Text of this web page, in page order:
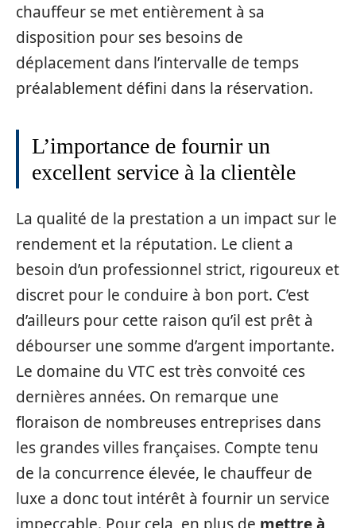
chauffeur se met entièrement à sa
disposition pour ses besoins de
déplacement dans l’intervalle de temps
préalablement défini dans la réservation.
L’importance de fournir un
excellent service à la clientèle
La qualité de la prestation a un impact sur le
rendement et la réputation. Le client a
besoin d’un professionnel strict, rigoureux et
discret pour le conduire à bon port. C’est
d’ailleurs pour cette raison qu’il est prêt à
débourser une somme d’argent importante.
Le domaine du VTC est très convoité ces
dernières années. On remarque une
floraison de nombreuses entreprises dans
les grandes villes françaises. Compte tenu
de la concurrence élevée, le chauffeur de
luxe a donc tout intérêt à fournir un service